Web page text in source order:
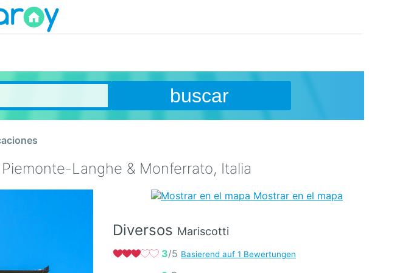
buscar
Langhe & Monferrato, Italia
Mostrar en el mapa
Diversos Mariscotti
3/5 Basierend auf 1 Bewertungen